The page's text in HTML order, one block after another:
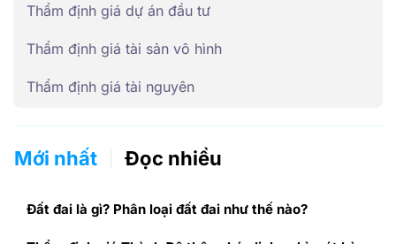
Thẩm định giá dự án đầu tư
Thẩm định giá tài sản vô hình
Thẩm định giá tài nguyên
Mới nhất Đọc nhiều
Đất đai là gì? Phân loại đất đai như thế nào?